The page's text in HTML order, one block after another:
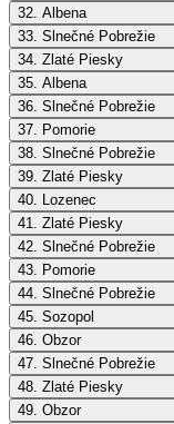
32. Albena
33. Slnečné Pobrežie
34. Zlaté Piesky
35. Albena
36. Slnečné Pobrežie
37. Pomorie
38. Slnečné Pobrežie
39. Zlaté Piesky
40. Lozenec
41. Zlaté Piesky
42. Slnečné Pobrežie
43. Pomorie
44. Slnečné Pobrežie
45. Sozopol
46. Obzor
47. Slnečné Pobrežie
48. Zlaté Piesky
49. Obzor